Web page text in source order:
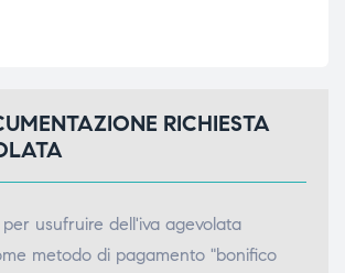
RICHIESTA
per usufruire dell'iva agevolata
metodo di pagamento "bonifico